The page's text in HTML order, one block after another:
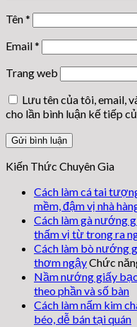
Tên*
Email*
Trang web
Lưu tên của tôi, email,
cho lần bình luận kế tiếp
Kiến Thức Chuyên Gia
Cách làm cá tai
mềm, đậm vị nhà
Cách làm gà nướng
thấm vị từ trong ra
Cách làm bò nướng
thơm ngậyChức
Nầm nướng giấy
theo phần và số bàn
Cách làm nấm kim
béo, dễ bán tại quán